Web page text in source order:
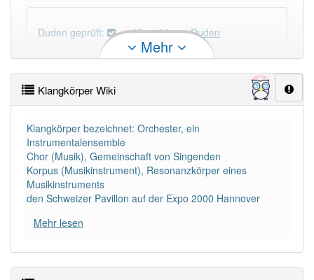
Duden geprüft: Klangkörper Duden
PowerIndex:5
Häufigkeit: 4 von 10
Wörter mit Endung
Wörter mit Endung
91% unserer Spielapp-Nutzer haben den Artikel
Mehr
Klangkörper Wiki
Klangkörper bezeichnet: Orchester, ein
Instrumentalensemble
Chor (Musik), Gemeinschaft von Singenden
Korpus (Musikinstrument), Resonanzkörper eines
Musikinstruments
den Schweizer Pavillon auf der Expo 2000 Hannover
Mehr lesen